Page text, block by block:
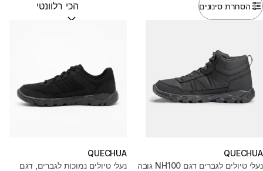
הסתרת סינונים מיין לפי:(optional)
QUECHUA
נעלי טיולים לגברים דגם NH100 גובה
QUECHUA
נעלי טיולים נמוכות לגברים, דגם